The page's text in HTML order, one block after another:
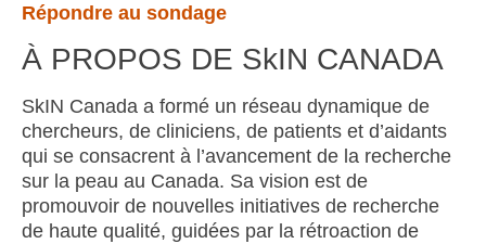
Répondre au sondage
À PROPOS DE SkIN CANADA
SkIN Canada a formé un réseau dynamique de
chercheurs, de cliniciens, de patients et d’aidants
qui se consacrent à l’avancement de la recherche
sur la peau au Canada. Sa vision est de
promouvoir de nouvelles initiatives de recherche
de haute qualité, guidées par la rétroaction de